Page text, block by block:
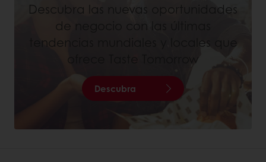
Descubra las nuevas oportunidades
de negocio con las últimas
tendencias mundiales y locales que
ofrece Taste Tomorrow
Descubra